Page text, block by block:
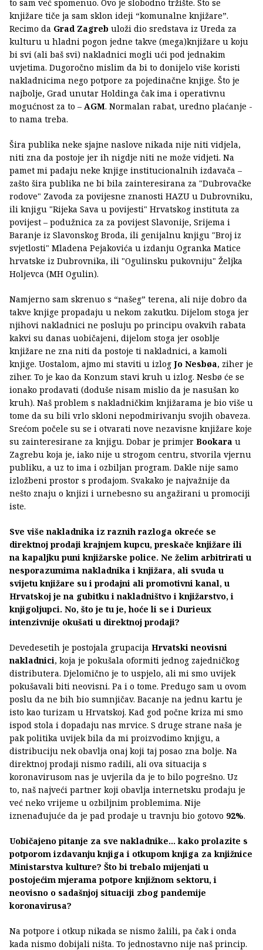
to sam već spomenuo. Ovo je slobodno tržište. Što se
knjižare tiče ja sam sklon ideji “komunalne knjižare”.
Recimo da Grad Zagreb uloži dio sredstava iz Ureda za
kulturu u hladni pogon jedne takve (mega)knjižare u koju
bi svi (ali baš svi) nakladnici mogli ući pod jednakim
uvjetima. Dugoročno mislim da bi to donijelo više koristi
nakladnicima nego potpore za pojedinačne knjige. Što je
najbolje, Grad unutar Holdinga čak ima i operativnu
mogućnost za to – AGM. Normalan rabat, uredno plaćanje -
to nama treba.
Šira publika neke sjajne naslove nikada nije niti vidjela,
niti zna da postoje jer ih nigdje niti ne može vidjeti. Na
pamet mi padaju neke knjige institucionalnih izdavača –
zašto šira publika ne bi bila zainteresirana za "Dubrovačke
rodove" Zavoda za povijesne znanosti HAZU u Dubrovniku,
ili knjigu "Rijeka Sava u povijesti" Hrvatskog instituta za
povijest – podužnica za za povijest Slavonije, Srijema i
Baranje iz Slavonskog Broda, ili genijalnu knjigu "Broj iz
svjetlosti" Mladena Pejakovića u izdanju Ogranka Matice
hrvatske iz Dubrovnika, ili "Ogulinsku pukovniju" Željka
Holjevca (MH Ogulin).
Namjerno sam skrenuo s “našeg” terena, ali nije dobro da
takve knjige propadaju u nekom zakutku. Dijelom stoga jer
njihovi nakladnici ne posluju po principu ovakvih rabata
kakvi su danas uobičajeni, dijelom stoga jer osoblje
knjižare ne zna niti da postoje ti nakladnici, a kamoli
knjige. Uostalom, ajmo mi staviti u izlog Jo Nesbøa, ziher je
ziher. To je kao da Konzum stavi kruh u izlog. Nesbø će se
ionako prodavati (doduše nisam mislio da je nasušan ko
kruh). Naš problem s nakladničkim knjižarama je bio više u
tome da su bili vrlo skloni nepodmirivanju svojih obaveza.
Srećom počele su se i otvarati nove nezavisne knjižare koje
su zainteresirane za knjigu. Dobar je primjer Bookara u
Zagrebu koja je, iako nije u strogom centru, stvorila vjernu
publiku, a uz to ima i ozbiljan program. Dakle nije samo
izložbeni prostor s prodajom. Svakako je najvažnije da
nešto znaju o knjizi i urnebesno su angažirani u promociji
iste.
Sve više nakladnika iz raznih razloga okreće se
direktnoj prodaji krajnjem kupcu, preskače knjižare ili
na kapaljku puni knjižarske police. Ne želim arbitrirati u
nesporazumima nakladnika i knjižara, ali svuda u
svijetu knjižare su i prodajni ali promotivni kanal, u
Hrvatskoj je na gubitku i nakladništvo i knjižarstvo, i
knjigoljupci. No, što je tu je, hoće li se i Durieux
intenzivnije okušati u direktnoj prodaji?
Devedesetih je postojala grupacija Hrvatski neovisni
nakladnici, koja je pokušala oformiti jednog zajedničkog
distributera. Djelomično je to uspjelo, ali mi smo uvijek
pokušavali biti neovisni. Pa i o tome. Predugo sam u ovom
poslu da ne bih bio sumnjičav. Bacanje na jednu kartu je
isto kao turizam u Hrvatskoj. Kad god počne kriza mi smo
ispod stola i dopadaju nas mrvice. S druge strane naša je
pak politika uvijek bila da mi proizvodimo knjigu, a
distribuciju nek obavlja onaj koji taj posao zna bolje. Na
direktnoj prodaji nismo radili, ali ova situacija s
koronavirusom nas je uvjerila da je to bilo pogrešno. Uz
to, naš najveći partner koji obavlja internetsku prodaju je
već neko vrijeme u ozbiljnim problemima. Nije
iznenađujuće da je pad prodaje u travnju bio gotovo 92%.
Uobičajeno pitanje za sve nakladnike... kako prolazite s
potporom izdavanju knjiga i otkupom knjiga za knjižnice
Ministarstva kulture? Što bi trebalo mijenjati u
postojećim mjerama potpore knjižnom sektoru, i
neovisno o sadašnjoj situaciji zbog pandemije
koronavirusa?
Na potpore i otkup nikada se nismo žalili, pa čak i onda
kada nismo dobijali ništa. To jednostavno nije naš princip.